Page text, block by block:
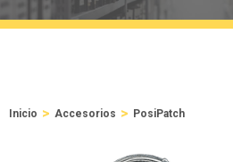
Inicio > Accesorios > PosiPatch